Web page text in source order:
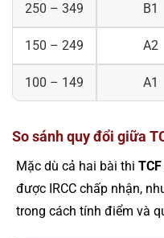
250 – 349 B1
150 – 249 A2
100 – 149 A1
So sánh quy đổi giữa
Mặc dù cả hai bài thi
được IRCC chấp nhận,
trong cách tính điểm và